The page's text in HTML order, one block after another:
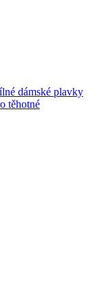
dámské plavky
těhotné